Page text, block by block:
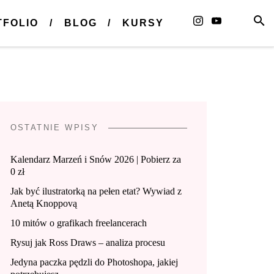
BLOG KURSY
OSTATNIE WPISY
Kalendarz Marzeń i Snów 2026 | Pobierz za
0 zł
Jak być ilustratorką na pełen etat? Wywiad z
Anetą Knoppovą
10 mitów o grafikach freelancerach
Rysuj jak Ross Draws – analiza procesu
Jedyna paczka pędzli do Photoshopa, jakiej